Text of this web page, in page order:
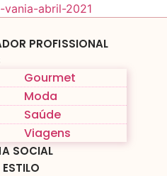
PROFISSIONAL
Gourmet
Moda
Saúde
Viagens
SOCIAL